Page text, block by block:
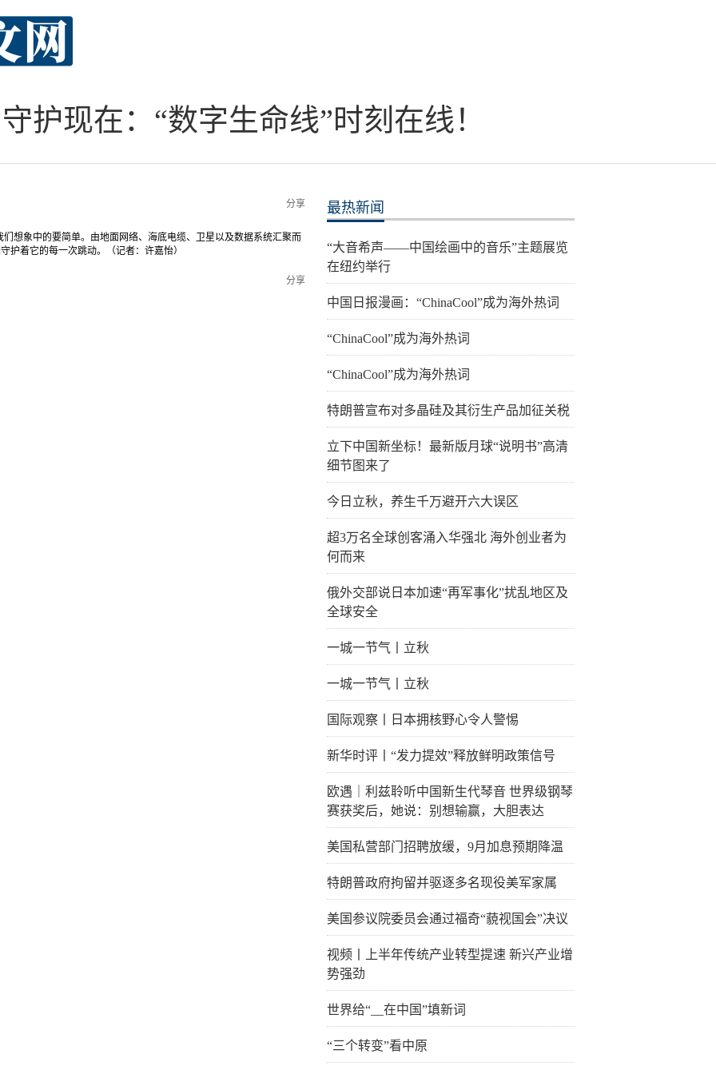
护现在：“数字生命线”时刻在线！
分享
想象中的要简单。由地面网络、海底电缆、卫星以及数据系统汇聚而
护着它的每一次跳动。（记者：许嘉怡）
分享
最热新闻
“大音希声——中国绘画中的音乐”主题展览
在纽约举行
中国日报漫画：“ChinaCool”成为海外热词
“ChinaCool”成为海外热词
“ChinaCool”成为海外热词
特朗普宣布对多晶硅及其衍生产品加征关税
立下中国新坐标！最新版月球“说明书”高清
细节图来了
今日立秋，养生千万避开六大误区
超3万名全球创客涌入华强北 海外创业者为
何而来
俄外交部说日本加速“再军事化”扰乱地区及
全球安全
一城一节气丨立秋
一城一节气丨立秋
国际观察丨日本拥核野心令人警惕
新华时评丨“发力提效”释放鲜明政策信号
欧遇｜利兹聆听中国新生代琴音 世界级钢琴
赛获奖后，她说：别想输赢，大胆表达
美国私营部门招聘放缓，9月加息预期降温
特朗普政府拘留并驱逐多名现役美军家属
美国参议院委员会通过福奇“藐视国会”决议
视频丨上半年传统产业转型提速 新兴产业增
势强劲
世界给“__在中国”填新词
“三个转变”看中原